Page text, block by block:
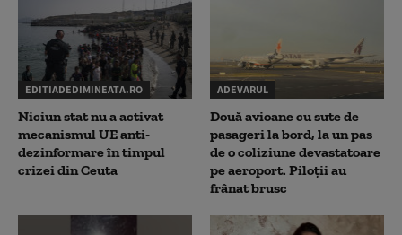
EDITIADEDIMINEATA.RO
Niciun stat nu a activat
mecanismul UE anti-
dezinformare în timpul
crizei din Ceuta
ADEVARUL
Două avioane cu sute de
pasageri la bord, la un pas
de o coliziune devastatoare
pe aeroport. Piloții au
frânat brusc